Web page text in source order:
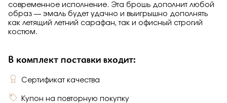
современное исполнение. Эта брошь дополнит любой
образ — эмаль будет удачно и выигрышно дополнять
как летящий летний сарафан, так и офисный строгий
костюм.
В комплект поставки входит:
Сертификат качества
Купон на повторную покупку